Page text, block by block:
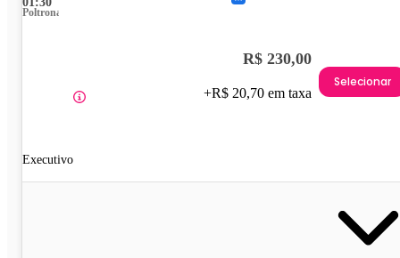
Poltrona
Executivo
R$ 230,00
+R$ 20,70 em taxa
Selecionar